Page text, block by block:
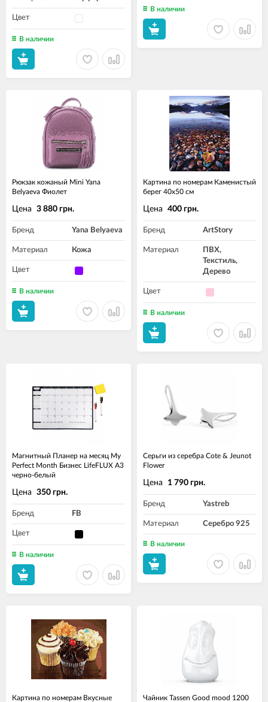
Цвет
В наличии
В наличии
Рюкзак кожаный Mini Yana
Belyaeva Фиолет
Цена 3 880 грн.
Бренд Yana Belyaeva
Материал Кожа
Цвет
В наличии
Картина по номерам Каменистый
берег 40x50 см
Цена 400 грн.
Бренд ArtStory
Материал
ПВХ,
Текстиль,
Дерево
Цвет
В наличии
Магнитный Планер на месяц My
Perfect Month Бизнес LifeFLUX А3
черно-белый
Цена 350 грн.
Бренд FB
Цвет
В наличии
Серьги из серебра Cote & Jeunot
Flower
Цена 1 790 грн.
Бренд Yastreb
Материал Серебро 925
В наличии
Картина по номерам Вкусные
Чайник Tassen Good mood 1200